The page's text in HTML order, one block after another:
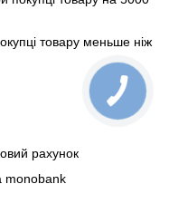
меньше ніж
рахунок
monobank